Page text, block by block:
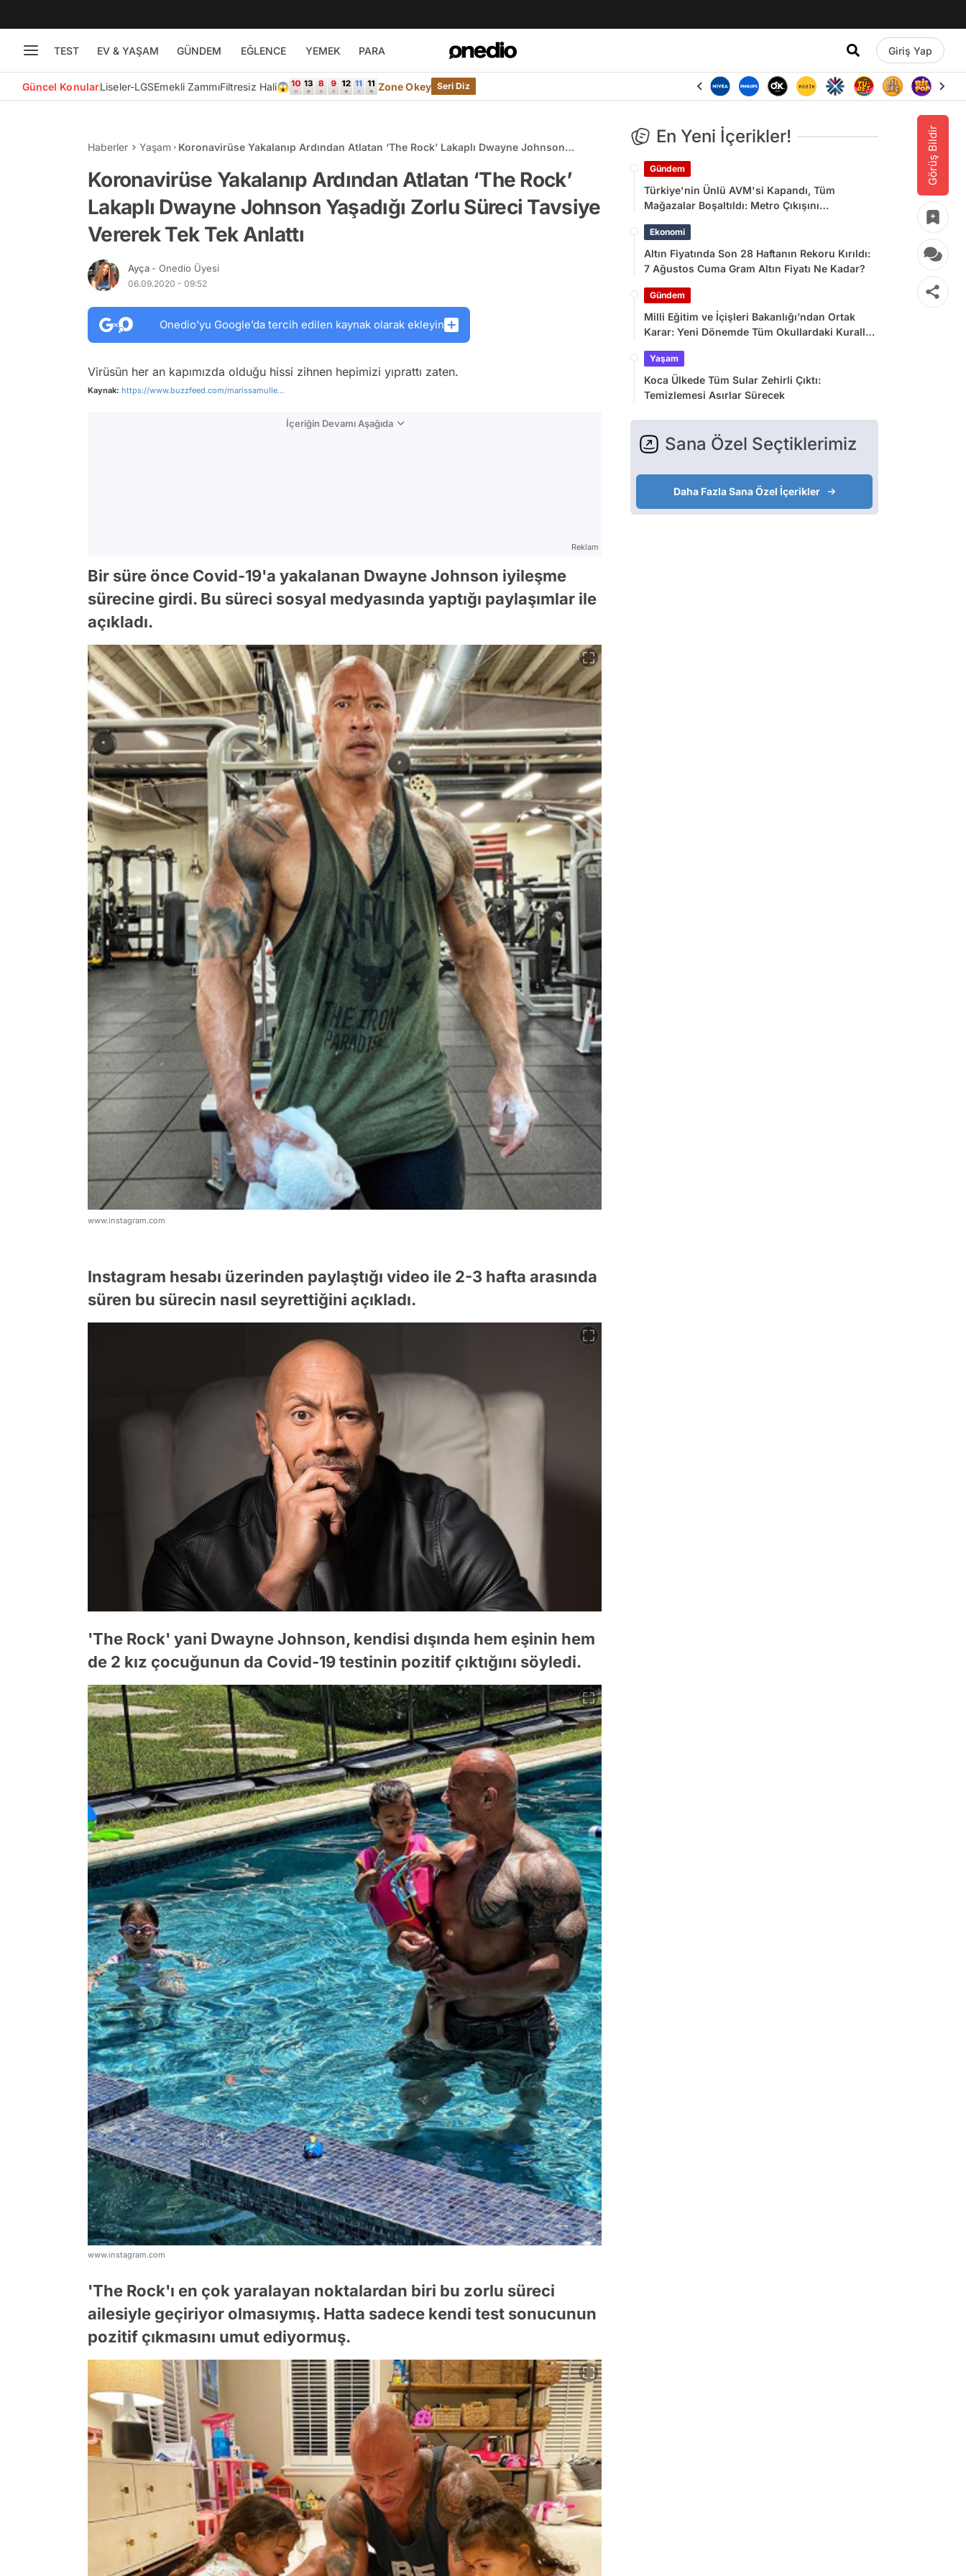
TEST EV & YAŞAM GÜNDEM EĞLENCE YEMEK PARA Giriş Yap
Güncel KonularLiseler-LGSEmekli ZammıFiltresiz Hali😱 Zone Okey Seri Diz
Görüş Bildir
Haberler Yaşam
Koronavirüse Yakalanıp Ardından Atlatan ‘The Rock’ Lakaplı Dwayne Johnson
Koronavirüse Yakalanıp Ardından Atlatan ‘The Rock’
Lakaplı Dwayne Johnson Yaşadığı Zorlu Süreci Tavsiye
Vererek Tek Tek Anlattı
Ayça - Onedio Üyesi
06.09.2020 - 09:52
Onedio’yu Google’da tercih edilen kaynak olarak ekleyin
Virüsün her an kapımızda olduğu hissi zihnen hepimizi yıprattı zaten.
Kaynak: https://www.buzzfeed.com/marissamulle...
İçeriğin Devamı Aşağıda
Reklam
Bir süre önce Covid-19'a yakalanan Dwayne Johnson iyileşme
sürecine girdi. Bu süreci sosyal medyasında yaptığı paylaşımlar ile
açıkladı.
www.instagram.com
Instagram hesabı üzerinden paylaştığı video ile 2-3 hafta arasında
süren bu sürecin nasıl seyrettiğini açıkladı.
'The Rock' yani Dwayne Johnson, kendisi dışında hem eşinin hem
de 2 kız çocuğunun da Covid-19 testinin pozitif çıktığını söyledi.
www.instagram.com
'The Rock'ı en çok yaralayan noktalardan biri bu zorlu süreci
ailesiyle geçiriyor olmasıymış. Hatta sadece kendi test sonucunun
pozitif çıkmasını umut ediyormuş.
En Yeni İçerikler!
Gündem
Türkiye'nin Ünlü AVM'si Kapandı, Tüm
Mağazalar Boşaltıldı: Metro Çıkışını
Ekonomi
Altın Fiyatında Son 28 Haftanın Rekoru Kırıldı:
7 Ağustos Cuma Gram Altın Fiyatı Ne Kadar?
Gündem
Milli Eğitim ve İçişleri Bakanlığı’ndan Ortak
Karar: Yeni Dönemde Tüm Okullardaki Kurallar
Yaşam
Koca Ülkede Tüm Sular Zehirli Çıktı:
Temizlemesi Asırlar Sürecek
Sana Özel Seçtiklerimiz
Daha Fazla Sana Özel İçerikler